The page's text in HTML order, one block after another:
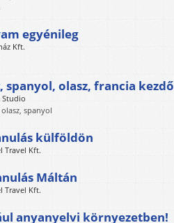
egyénileg
Kft.
spanyol, olasz, francia kezdő
Studio
spanyol
külföldön
Travel Kft.
Máltán
Travel Kft.
anyanyelvi környezetben!